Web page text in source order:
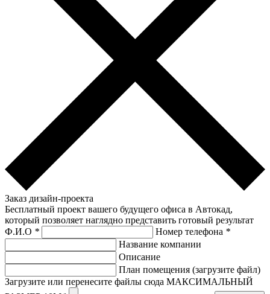
Заказ дизайн-проекта
Бесплатный проект вашего будущего офиса в Автокад,
который позволяет наглядно представить готовый результат
Ф.И.О * Номер телефона *
Название компании
Описание
План помещения (загрузите файл)
Загрузите или перенесите файлы сюда МАКСИМАЛЬНЫЙ